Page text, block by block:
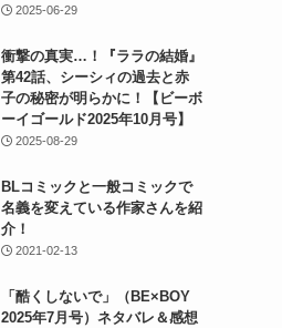
2025-06-29
衝撃の真実…！『ララの結婚』
第42話、シーシィの過去と赤
子の秘密が明らかに！【ビーボ
ーイゴールド2025年10月号】
2025-08-29
BLコミックと一般コミックで
名義を変えている作家さんを紹
介！
2021-02-13
「酷くしないで」（BE×BOY
2025年7月号）ネタバレ＆感想